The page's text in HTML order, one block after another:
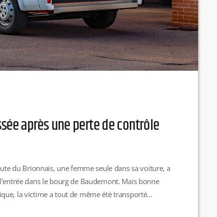
après une perte de contrôle
du Brionnais, une femme seule dans sa voiture, a
dans le bourg de Baudemont. Mais bonne
la victime a tout de même été transporté